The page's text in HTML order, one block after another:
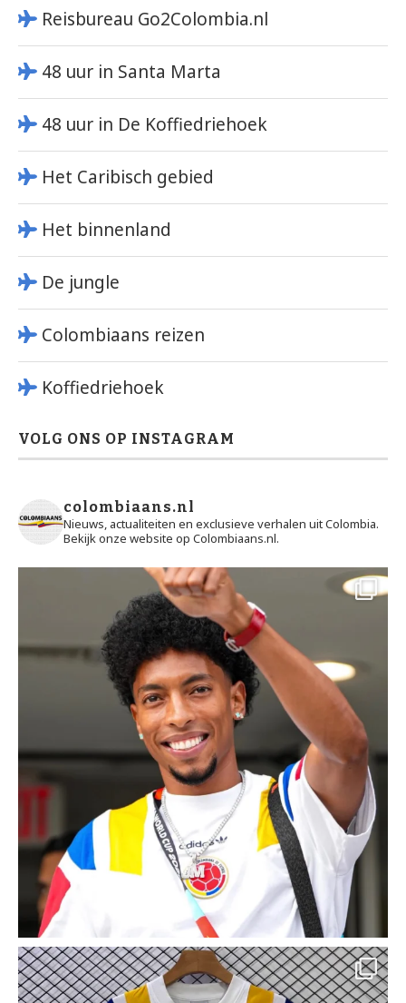
Reisbureau Go2Colombia.nl
48 uur in Santa Marta
48 uur in De Koffiedriehoek
Het Caribisch gebied
Het binnenland
De jungle
Colombiaans reizen
Koffiedriehoek
VOLG ONS OP INSTAGRAM
colombiaans.nl
Nieuws, actualiteiten en exclusieve verhalen uit Colombia.
Bekijk onze website op Colombiaans.nl.